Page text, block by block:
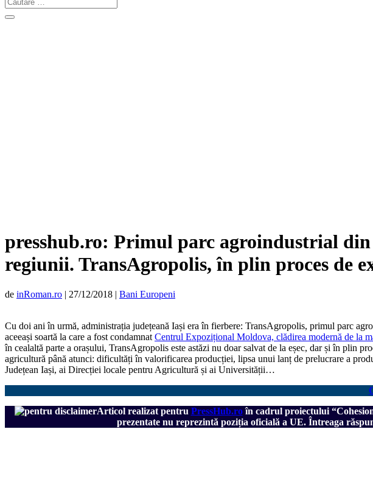
presshub.ro: Primul parc agroindustrial
regiunii. TransAgropolis, în plin proces de
de inRoman.ro | 27/12/2018 | Bani Europeni
Cu doi ani în urmă, administrația județeană Iași era în fierbere: TransAgropolis, primul parc
aceeași soartă la care a fost condamnat Centrul Expozițional Moldova, clădirea modernă de la
în cealaltă parte a orașului, TransAgropolis este astăzi nu doar salvat de la eșec, dar și în plin
agricultură până atunci: dificultăți în valorificarea producției, lipsa unui lanț de prelucrare a
Județean Iași, ai Direcției locale pentru Agricultură și ai Universității…
Articol realizat pentru PressHub.roîn cadrul proiectului
prezentate nu reprezintă poziția oficială a UE. Întreaga